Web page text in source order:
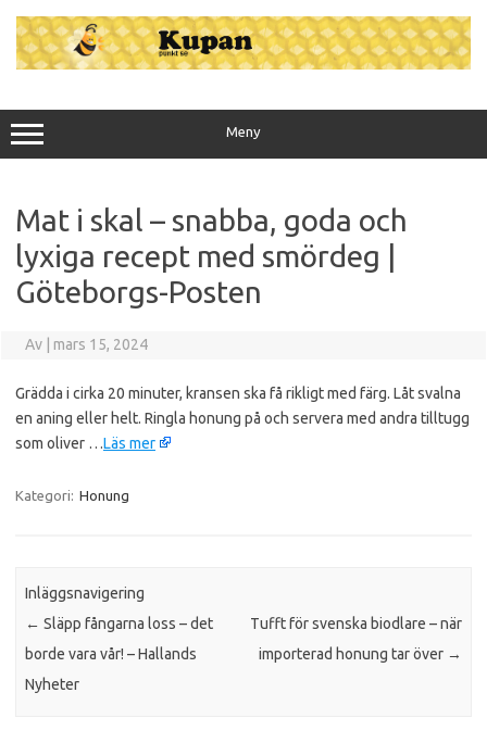
innehåll
Meny
Mat i skal – snabba, goda och
lyxiga recept med smördeg |
Göteborgs-Posten
Av mars 15, 2024
Grädda i cirka 20 minuter, kransen ska få rikligt med färg. Låt svalna
en aning eller helt. Ringla honung på och servera med andra tilltugg
som oliver …Läs mer
Kategori: Honung
Inläggsnavigering
← Släpp fångarna loss – det
borde vara vår! – Hallands
Nyheter
Tufft för svenska biodlare – när
importerad honung tar över →